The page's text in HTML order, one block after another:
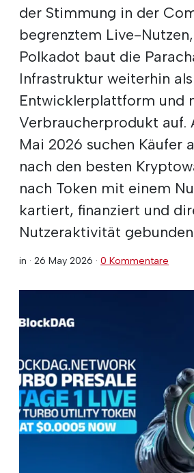
der Stimmung in der
begrenztem Live-
Polkadot baut die
Infrastruktur weiterhin als
Entwicklerplattform und
Verbraucherprodukt auf.
Mai 2026 suchen Käufer
nach den besten
nach Token mit einem
kartiert, finanziert und
Nutzeraktivität
in · 26 May 2026 · 0 Kommentare